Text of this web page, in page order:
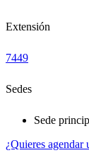
Extensión
7449
Sedes
Sede
¿Quieres agendar